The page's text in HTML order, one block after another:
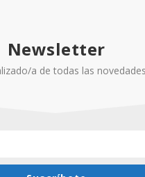
Newsletter
a de todas las